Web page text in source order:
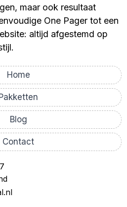
maar ook resultaat
One Pager tot een
altijd afgestemd op
Home
Pakketten
Blog
Contact